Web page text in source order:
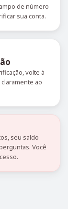
de número
sua conta.
volte à
ao
seu saldo
Você